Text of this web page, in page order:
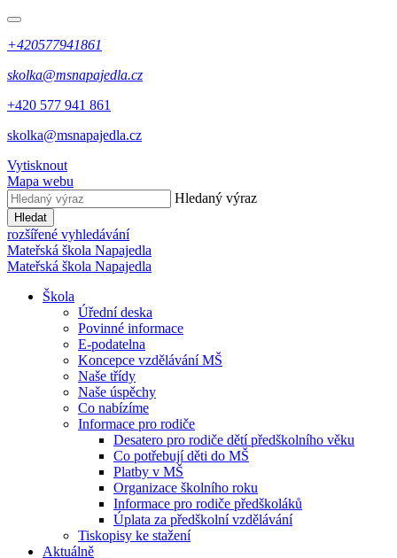
+420577941861
skolka@msnapajedla.cz
+420 577 941 861
skolka@msnapajedla.cz
Vytisknout
Mapa webu
Hledaný výraz
Hledat
rozšířené vyhledávání
Mateřská škola Napajedla
Mateřská škola Napajedla
Škola
Úřední deska
Povinné informace
E-podatelna
Koncepce vzdělávání MŠ
Naše třídy
Naše úspěchy
Co nabízíme
Informace pro rodiče
Desatero pro rodiče dětí předškolního věku
Co potřebují děti do MŠ
Platby v MŠ
Organizace školního roku
Informace pro rodiče předškoláků
Úplata za předškolní vzdělávání
Tiskopisy ke stažení
Aktuálně